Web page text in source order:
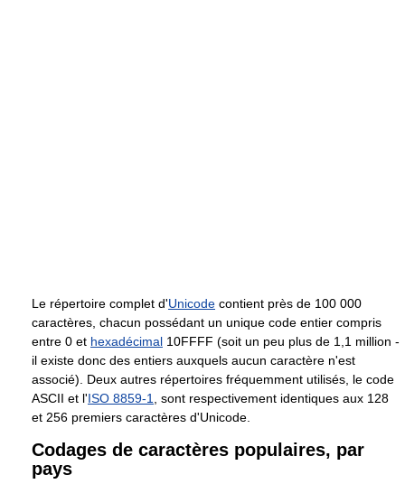
Le répertoire complet d'Unicode contient près de 100 000
caractères, chacun possédant un unique code entier compris
entre 0 et hexadécimal 10FFFF (soit un peu plus de 1,1 million -
il existe donc des entiers auxquels aucun caractère n'est
associé). Deux autres répertoires fréquemment utilisés, le code
ASCII et l'ISO 8859-1
, sont respectivement identiques aux 128
et 256 premiers caractères d'Unicode.
Codages de caractères populaires, par
pays